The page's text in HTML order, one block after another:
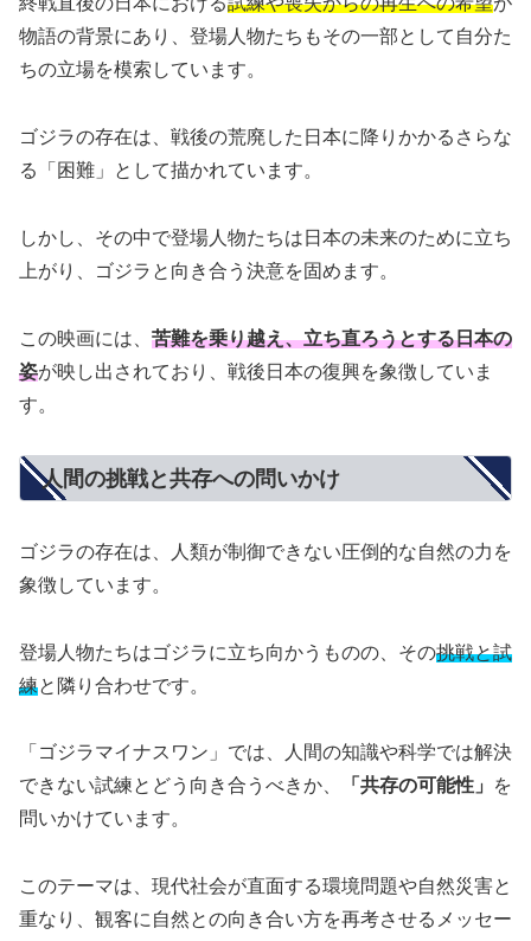
物語の背景にあり、登場人物たちもその一部として自分た
ちの立場を模索しています。
ゴジラの存在は、戦後の荒廃した日本に降りかかるさらな
る「困難」として描かれています。
しかし、その中で登場人物たちは日本の未来のために立ち
上がり、ゴジラと向き合う決意を固めます。
この映画には、 苦難を乗り越え、立ち直ろうとする日本の
姿が映し出されており、戦後日本の復興を象徴していま
す。
人間の挑戦と共存への問いかけ
ゴジラの存在は、人類が制御できない圧倒的な自然の力を
象徴しています。
登場人物たちはゴジラに立ち向かうものの、その挑戦と試
練と隣り合わせです。
「ゴジラマイナスワン」では、人間の知識や科学では解決
できない試練とどう向き合うべきか、
「共存の可能性」
を
問いかけています。
このテーマは、現代社会が直面する環境問題や自然災害と
重なり、観客に自然との向き合い方を再考させるメッセー